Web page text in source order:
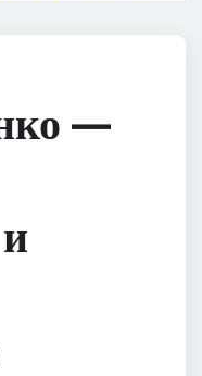
—